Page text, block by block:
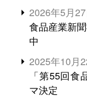
2026年5月27
食品産業新
中
2025年10月
「第55回
マ決定